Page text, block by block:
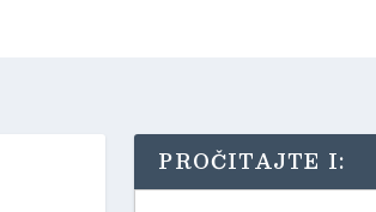
PROČITAJTE I: